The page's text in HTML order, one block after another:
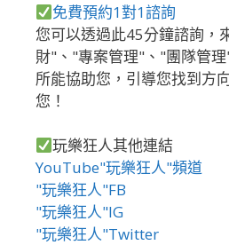
免費預約1對1諮詢
您可以透過此45分鐘諮詢，
財"、"專案管理"、"團隊管
所能協助您，引導您找到方
您！
玩樂狂人其他連結
YouTube"玩樂狂人"頻道
"玩樂狂人"FB
"玩樂狂人"IG
"玩樂狂人"Twitter